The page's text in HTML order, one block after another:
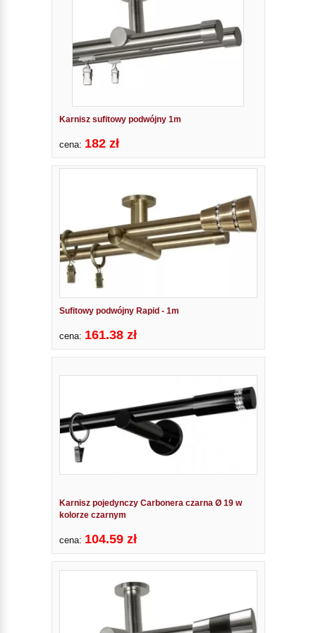
Karnisz sufitowy podwójny 1m
cena: 182 zł
Sufitowy podwójny Rapid - 1m
cena: 161.38 zł
Karnisz pojedynczy Carbonera czarna Ø 19 w
kolorze czarnym
cena: 104.59 zł